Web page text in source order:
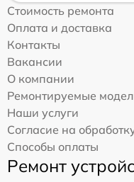
Стоимость ремонта
Оплата и доставка
Контакты
Вакансии
О компании
Ремонтируемые
Наши услуги
Согласие на
Способы оплаты
Ремонт